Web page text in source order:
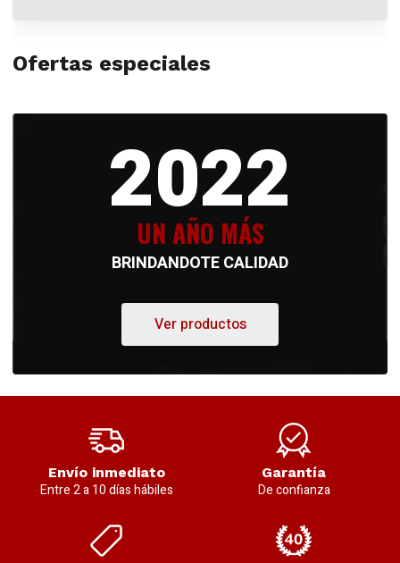
Ofertas especiales
2022
UN AÑO MÁS
BRINDANDOTE CALIDAD
Ver productos
Envío inmediato
Entre 2 a 10 días hábiles
Garantía
De confianza